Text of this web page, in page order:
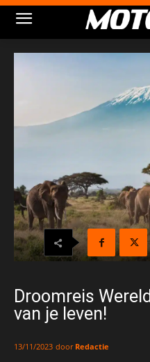
Droomreis
van je leven!
13/11/2023 door Redactie